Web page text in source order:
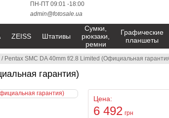
/ Pentax SMC DA 40mm f/2.8 Limited (Официальная
гарантия)
Цена:
6 492 грн
ПН-ПТ 09:01 -18:00
admin@fotosale.ua
ZEISS Штативы
Сумки,
рюкзаки,
ремни
Графические
планшеты